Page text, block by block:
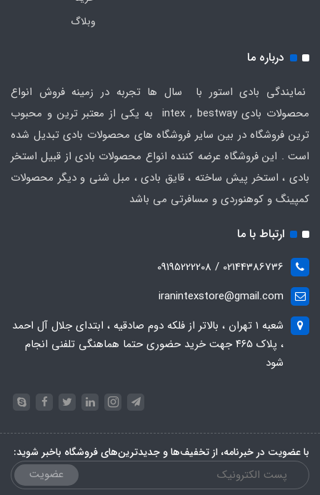
وبلاگ
درباره ما
نمایندگی بادی استور با سال ها تجربه در زمینه فروش انواع
محصولات بادی intex , bestway به یکی از معتبر ترین و محبوب
ترین فروشگاه در بین سایر فروشگاه های محصولات بادی تبدیل شده
است . این فروشگاه عرضه کننده انواع محصولات بادی از قبیل استخر
بادی ، استخر پیش ساخته ، قایق بادی ، مبل شنی و دیگر محصولات
کمپینگ و کوهنوردی و مسافرتی می باشد
ارتباط با ما
02144386736 / 09195222208
iranintexstore@gmail.com
شعبه ۱ تهران ، بالاتر از فلکه دوم صادقیه ، ابتدای جلال آل احمد
، پلاک ۴۶۵ جهت خرید حضوری حتما هماهنگی تلفنی انجام
شود
با عضویت در خبرنامه، از تخفیف‌ها و جدیدترین‌های فروشگاه باخبر شوید:
عضویت